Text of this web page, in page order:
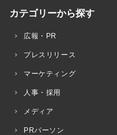
カテゴリーから探す
広報・PR
プレスリリース
マーケティング
人事・採用
メディア
PRパーソン